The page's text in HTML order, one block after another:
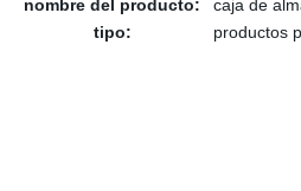
nombre del producto:
caja de
tipo:
productos